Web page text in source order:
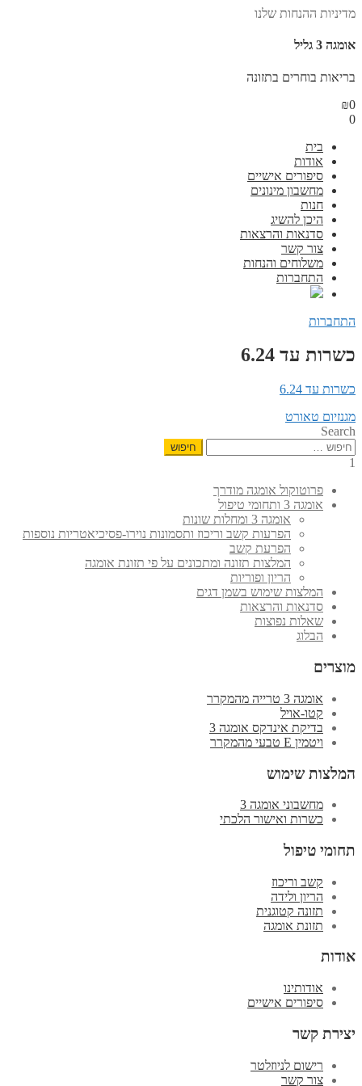
מדיניות ההנחות שלנו
אומגה 3 גליל
בריאות בוחרים בתזונה
₪0
0
בית
אודות
סיפורים אישיים
מחשבון מינונים
חנות
היכן להשיג
סדנאות והרצאות
צור קשר
משלוחים והנחות
התחברות
התחברות
כשרות עד 6.24
כשרות עד 6.24
ניווט
הפוסט
הקודם:
מגנזיום טאורט
Search
חיפוש:
1
פרוטוקול אומגה מודרך
אומגה 3 ותחומי טיפול
אומגה 3 ומחלות שונות
הפרעות קשב וריכוז ותסמונות נוירו-פסיכיאטריות נוספות
הפרעת קשב
המלצות תזונה ומתכונים על פי תזונת אומגה
הריון ופוריות
המלצות שימוש בשמן דגים
סדנאות והרצאות
שאלות נפוצות
הבלוג
מוצרים
אומגה 3 טרייה מהמקרר
קטו-אויל
בדיקת אינדקס אומגה 3
ויטמין E טבעי מהמקרר
המלצות שימוש
מחשבוני אומגה 3
כשרות ואישור הלכתי
תחומי טיפול
קשב וריכוז
הריון ולידה
תזונה קטוגנית
תזונת אומגה
אודות
אודותינו
סיפורים אישיים
יצירת קשר
רישום לניוזלטר
צור קשר